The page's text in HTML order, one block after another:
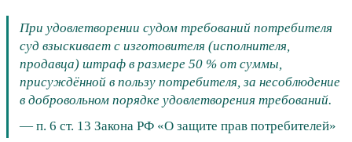
При удовлетворении судом требований потребителя
суд взыскивает с изготовителя (исполнителя,
продавца) штраф в размере 50 % от суммы,
присуждённой в пользу потребителя, за несоблюдение
в добровольном порядке удовлетворения требований.
— п. 6 ст. 13 Закона РФ «О защите прав потребителей»